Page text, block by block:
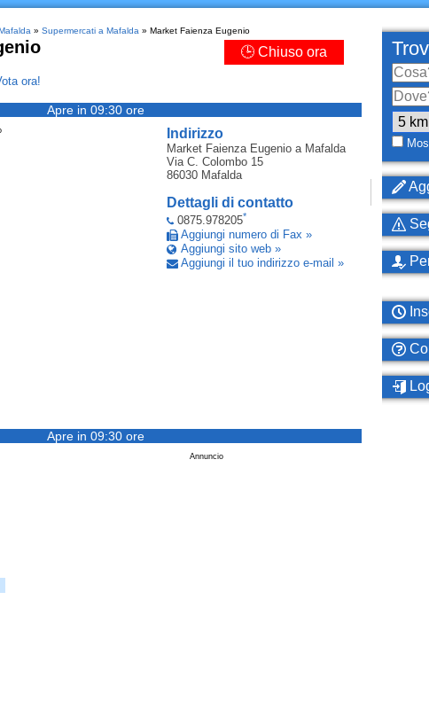
» Supermercati a Mafalda » Market Faienza Eugenio
🕒 Chiuso ora
ora!
Apre in 09:30 ore
Indirizzo
Market Faienza Eugenioa Mafalda
Via C. Colombo 15
86030 Mafalda
Dettagli di contatto
0875.978205*
Aggiungi numero di Fax »
Aggiungi sito web »
Aggiungi il tuo indirizzo e-mail »
Apre in 09:30 ore
Annuncio